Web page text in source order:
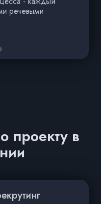
речевыми
проекту в